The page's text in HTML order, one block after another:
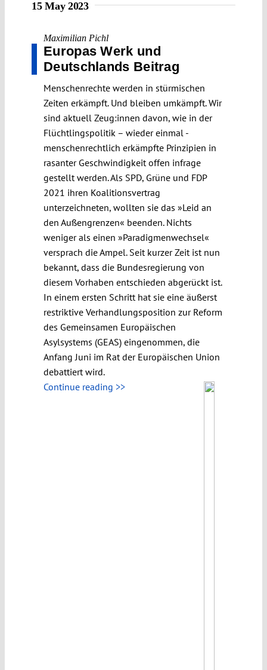
15 May 2023
Maximilian Pichl
Europas Werk und
Deutschlands Beitrag
Menschenrechte werden in stürmischen
Zeiten erkämpft. Und bleiben umkämpft. Wir
sind aktuell Zeug:innen davon, wie in der
Flüchtlingspolitik – wieder einmal -
menschenrechtlich erkämpfte Prinzipien in
rasanter Geschwindigkeit offen infrage
gestellt werden. Als SPD, Grüne und FDP
2021 ihren Koalitionsvertrag
unterzeichneten, wollten sie das »Leid an
den Außengrenzen« beenden. Nichts
weniger als einen »Paradigmenwechsel«
versprach die Ampel. Seit kurzer Zeit ist nun
bekannt, dass die Bundesregierung von
diesem Vorhaben entschieden abgerückt ist.
In einem ersten Schritt hat sie eine äußerst
restriktive Verhandlungsposition zur Reform
des Gemeinsamen Europäischen
Asylsystems (GEAS) eingenommen, die
Anfang Juni im Rat der Europäischen Union
debattiert wird.
Continue reading >>